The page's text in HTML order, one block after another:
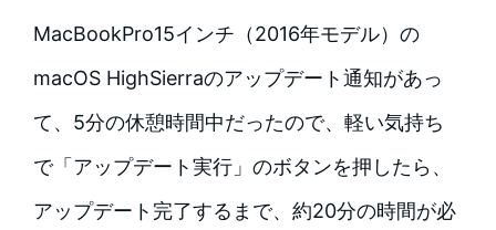
MacBookPro15インチ（2016年モデル）の
macOS HighSierraのアップデート通知があっ
て、5分の休憩時間中だったので、軽い気持ち
で「アップデート実行」のボタンを押したら、
アップデート完了するまで、約20分の時間が必